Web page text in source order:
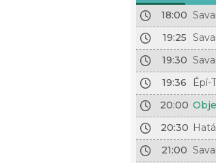
18:00
19:25
19:30
19:36
Épí-
20:00
20:30
21:00